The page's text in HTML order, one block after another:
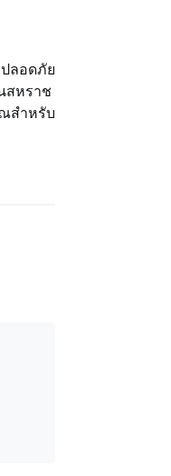
ลอดภัย
สหราช
สำหรับ